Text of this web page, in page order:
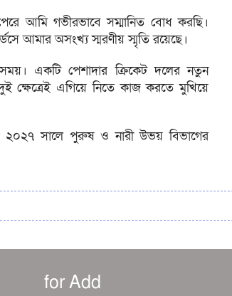
আমি গভীরভাবে সম্মানিত বোধ করছি।
আমার অসংখ্য স্মরণীয় স্মৃতি রয়েছে।
একটি পেশাদার ক্রিকেট দলের নতুন
ক্ষেত্রেই এগিয়ে নিতে কাজ করতে মুখিয়ে
২০২৭ সালে পুরুষ ও নারী উভয় বিভাগের
for Add